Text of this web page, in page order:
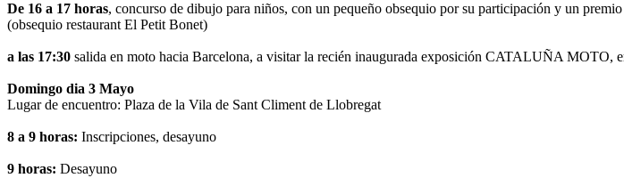
De 16 a 17 horas, concurso de dibujo para niños, con un pequeño obsequio por su participación y un premio
(obsequio restaurant El Petit Bonet)
a las 17:30 salida en moto hacia Barcelona, a visitar la recién inaugurada exposición CATALUÑA MOTO,
Domingo dia 3 Mayo
Lugar de encuentro: Plaza de la Vila de Sant Climent de Llobregat
8 a 9 horas: Inscripciones, desayuno
9 horas: Desayuno